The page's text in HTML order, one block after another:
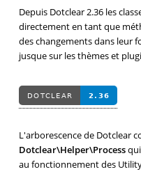
Depuis Dotclear 2.36 les
directement en tant que
des changements dans leur
jusque sur les thèmes et
L'arborescence de Dotclear
Dotclear\Helper\Processqui
au fonctionnement des